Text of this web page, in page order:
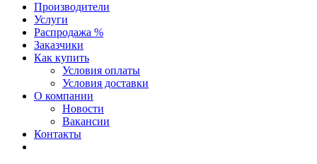
Производители
Услуги
Распродажа %
Заказчики
Как купить
Условия оплаты
Условия доставки
О компании
Новости
Вакансии
Контакты